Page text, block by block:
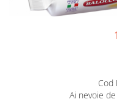
GEMURI
VITAMINE /
INĂLBITOR SI SOLUȚII
PROSOAPE DE
Cod
Ai nevoie